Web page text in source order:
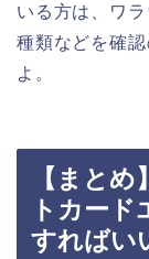
いる方は、ワ
種類などを確
よ。
【まと
トカード
すればい